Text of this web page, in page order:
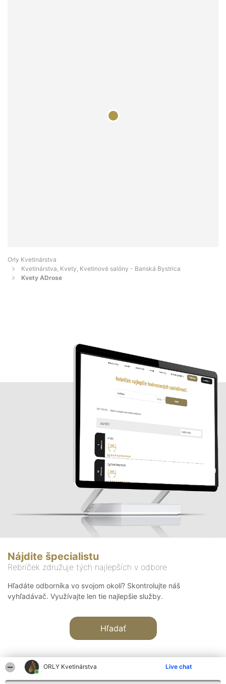
ORLY Kvetinárstva Live chat
Orly Kvetinárstva
Kvetinárstva, Kvety, Kvetinové salóny - Banská Bystrica
Kvety ADrose
Nájdite špecialistu
Rebríček združuje tých najlepších v odbore
Hľadáte odborníka vo svojom okolí? Skontrolujte náš
vyhľadávač. Využívajte len tie najlepšie služby.
Hľadať